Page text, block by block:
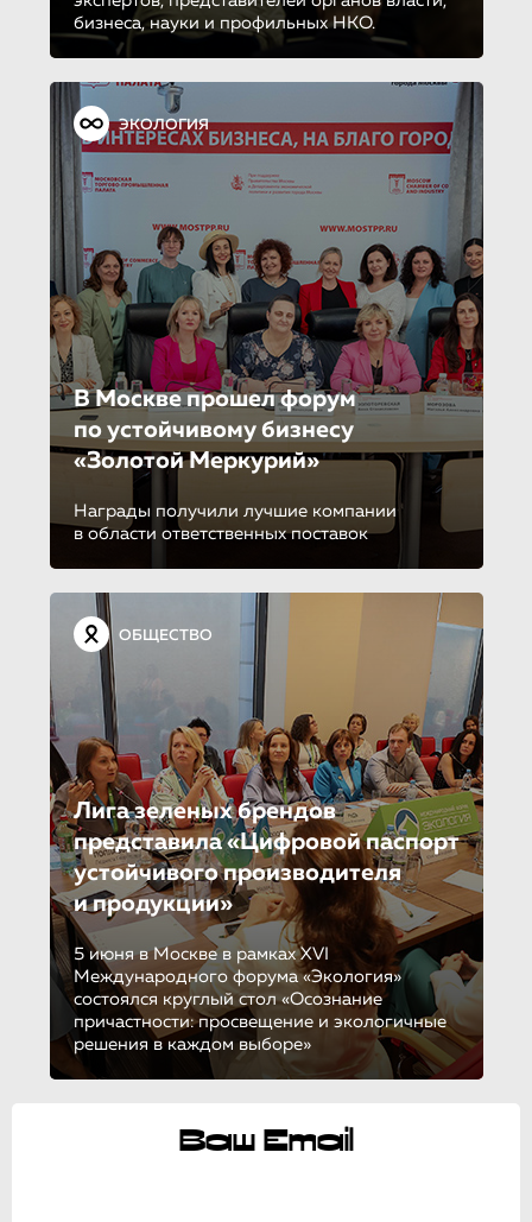
бизнеса, науки и профильных НКО.
ЭКОЛОГИЯ
В Москве прошел форум
по устойчиво­му бизнесу
«Золотой Меркурий»
Награды получили лучшие компании
в области ответственных поставок
ОБЩЕСТВО
Лига зеленых брендов
представила «Цифровой паспорт
устойчивого производителя
и продукции»
5 июня в Москве в рамках XVI
Международного форума «Экология»
состоялся круглый стол «Осознание
причастности: просвещение и экологичные
решения в каждом выборе»
Ваш Email